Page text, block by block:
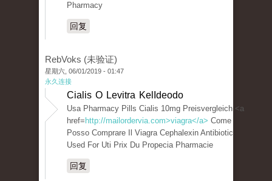
Pharmacy
回复
RebVoks (未验证)
星期六, 06/01/2019 - 01:47
永久连接
Cialis O Levitra KelIdeodo
Usa Pharmacy Pills Cialis 10mg Preisvergleich <a
href= http://mailordervia.com>viagra</a> Come
Posso Comprare Il Viagra Cephalexin Antibiotic
Used For Uti Prix Du Propecia Pharmacie
回复